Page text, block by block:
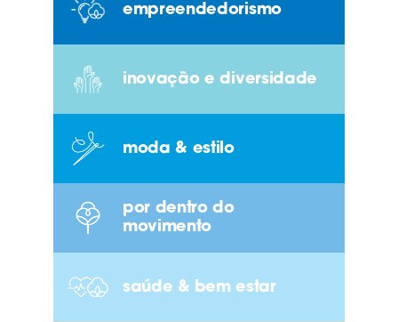
empreendedorismo
inovação e diversidade
moda & estilo
por dentro do
movimento
saúde & bem estar